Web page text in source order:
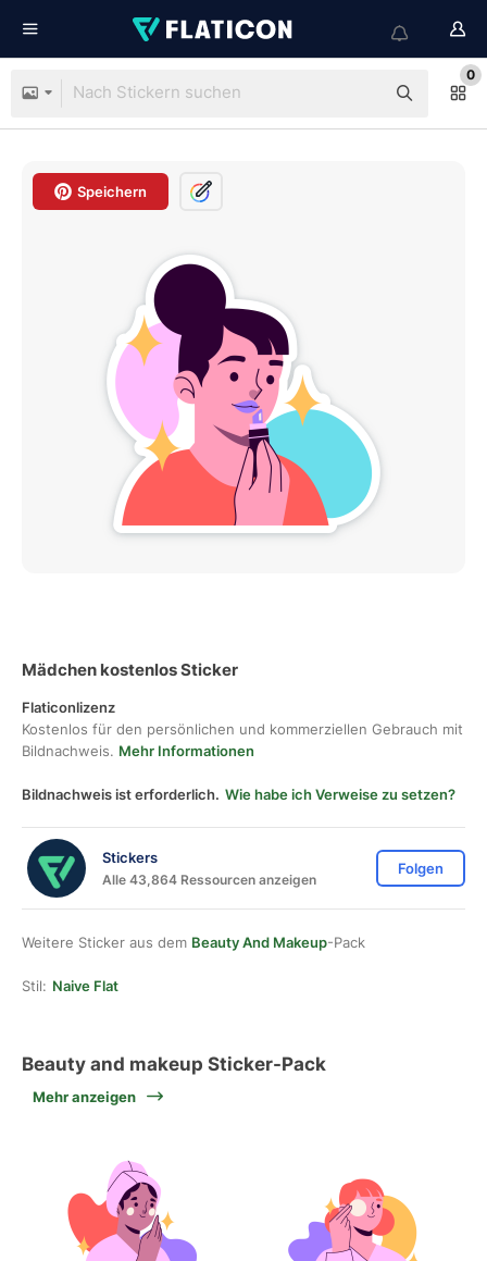
0
Speichern
Mädchen kostenlos Sticker
Flaticonlizenz
Kostenlos für den persönlichen und kommerziellen Gebrauch mit
Bildnachweis. Mehr Informationen
Bildnachweis ist erforderlich. Wie habe ich Verweise zu setzen?
Stickers
Alle 43,864 Ressourcen anzeigen
Folgen
Weitere Sticker aus dem Beauty And Makeup-Pack
Stil: Naive Flat
Beauty and makeup Sticker-Pack
Mehr anzeigen